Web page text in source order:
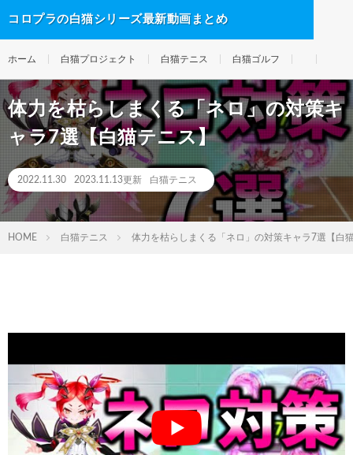
コロプラの白猫シリーズ最新動画まとめ
ホーム 白猫プロジェクト 白猫テニス 白猫ゴルフ
体力を枯らしまくる「ネロ」の対策キ
ャラ7選【白猫テニス】
2022.11.30 2023.11.13更新 白猫テニス
HOME 白猫テニス 体力を枯らしまくる「ネロ」の対策キャラ7選【白